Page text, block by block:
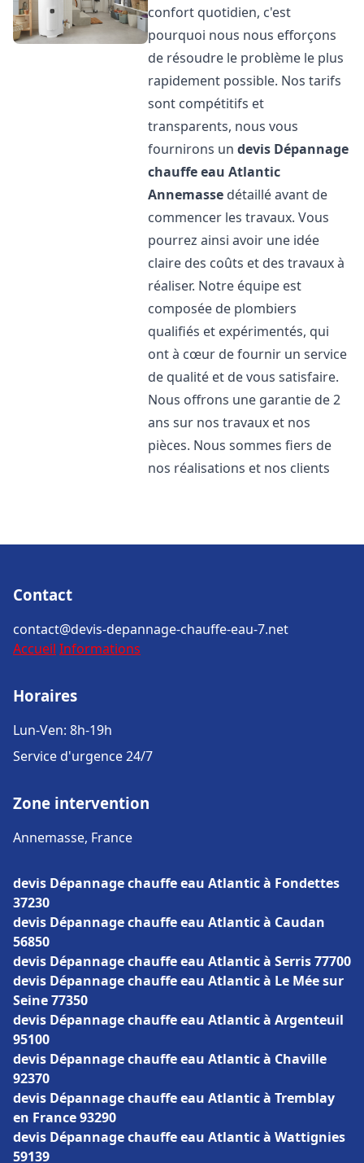
confort quotidien, c'est
pourquoi nous nous efforçons
de résoudre le problème le plus
rapidement possible. Nos tarifs
sont compétitifs et
transparents, nous vous
fournirons undevis Dépannage
chauffe eau Atlantic
Annemasse détaillé avant de
commencer les travaux. Vous
pourrez ainsi avoir une idée
claire des coûts et des travaux à
réaliser. Notre équipe est
composée de plombiers
qualifiés et expérimentés, qui
ont à cœur de fournir un service
de qualité et de vous satisfaire.
Nous offrons une garantie de 2
ans sur nos travaux et nos
pièces. Nous sommes fiers de
nos réalisations et nos clients
Contact
contact@devis-depannage-chauffe-eau-7.net
Accueil Informations
Horaires
Lun-Ven: 8h-19h
Service d'urgence 24/7
Zone intervention
Annemasse, France
devis Dépannage chauffe eau Atlantic à Fondettes
37230
devis Dépannage chauffe eau Atlantic à Caudan
56850
devis Dépannage chauffe eau Atlantic à Serris 77700
devis Dépannage chauffe eau Atlantic à Le Mée sur
Seine 77350
devis Dépannage chauffe eau Atlantic à Argenteuil
95100
devis Dépannage chauffe eau Atlantic à Chaville
92370
devis Dépannage chauffe eau Atlantic à Tremblay
en France 93290
devis Dépannage chauffe eau Atlantic à Wattignies
59139